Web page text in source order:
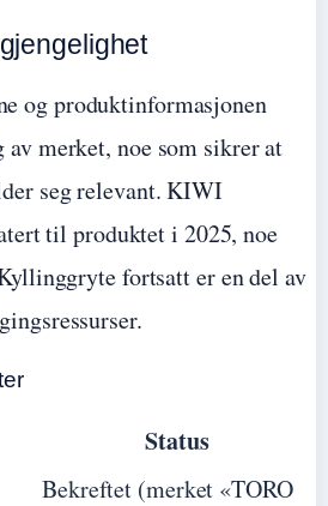
og produktinformasjonen
merket, noe som sikrer at
seg relevant. KIWI
til produktet i 2025, noe
fortsatt er en del av
Status
Bekreftet (merket «TORO